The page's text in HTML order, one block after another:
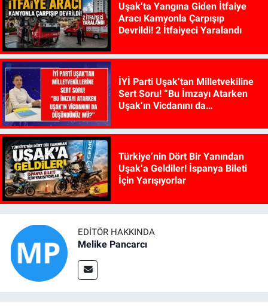
Uşak’ta Yangına Giden İtfaiye
Aracı Kamyonla Çarpışıp
Devrildi! 2 İtfaiyeci Yaralandı
İYİ Parti Uşak’tan Milletvekiline
Sert Soru! “Bu İmzayı Atarken
Uşak’ın Vicdanını da
Türkiye’nin Dört Bir Yanından
Uşak’a Geldiler! İspanya Bileti
İçin Yarışıyorlar
EDITÖR HAKKINDA
Melike Pancarcı